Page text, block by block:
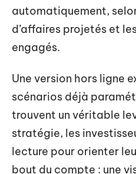
automatiquement,
d’affaires projetés et
engagés.
Une version hors ligne
scénarios déjà
trouvent un véritable
stratégie, les
lecture pour orienter
bout du compte : une